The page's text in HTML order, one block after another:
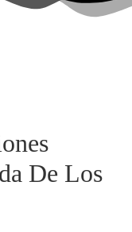
De Los